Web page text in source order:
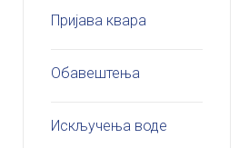
Пријава квара
Обавештења
Искључења воде